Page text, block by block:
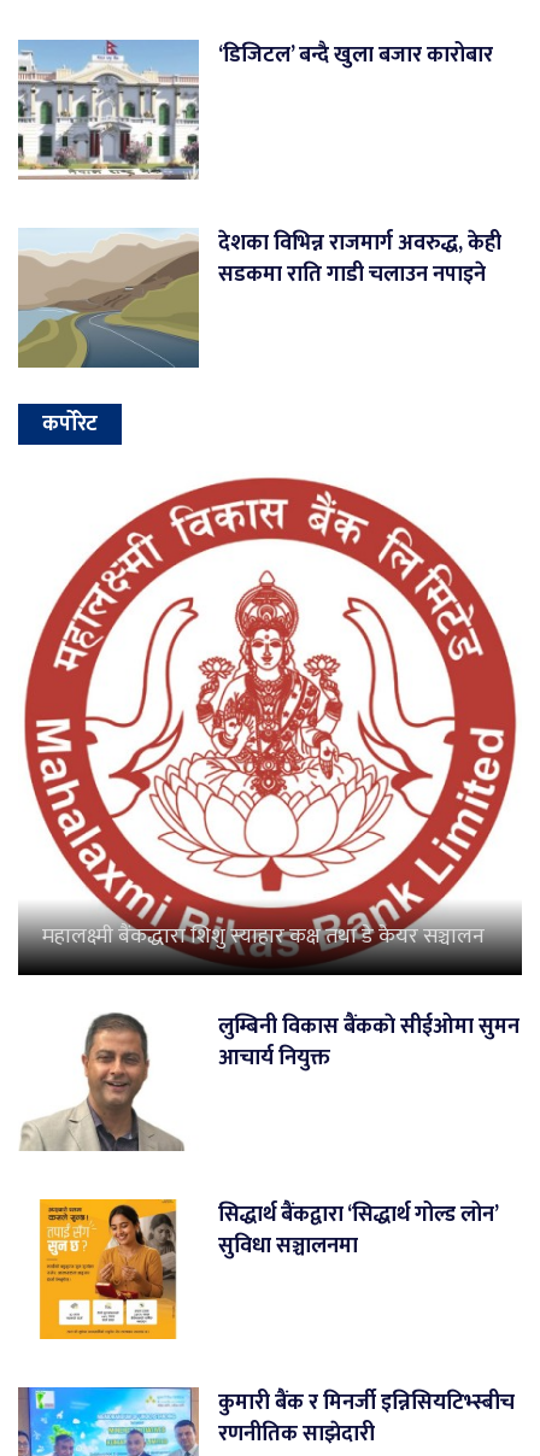
‘डिजिटल’ बन्दै खुला बजार कारोबार
देशका विभिन्न राजमार्ग अवरुद्ध, केही
सडकमा राति गाडी चलाउन नपाइने
कर्पोरेट
महालक्ष्मी बैंकद्धारा शिशु स्याहार कक्ष तथा डे केयर सञ्चालन
लुम्बिनी विकास बैंककाे सीईओमा सुमन
आचार्य नियुक्त
सिद्धार्थ बैंकद्वारा ‘सिद्धार्थ गोल्ड लोन’
सुविधा सञ्चालनमा
कुमारी बैंक र मिनर्जी इन्निसियटिभ्स्बीच
रणनीतिक साझेदारी